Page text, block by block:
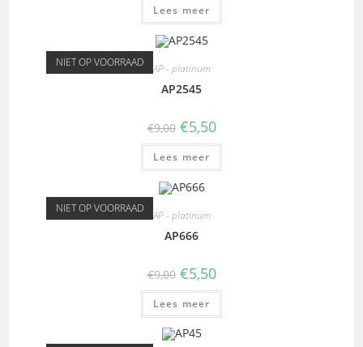
Lees meer
NIET OP VOORRAAD AP - platinum
AP2545
€9,00 €5,50
Lees meer
NIET OP VOORRAAD AP - platinum
AP666
€9,00 €5,50
Lees meer